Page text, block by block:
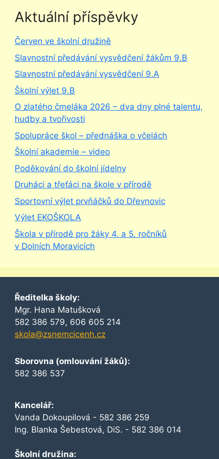
Aktuální příspěvky
Červen ve školní družině
Slavnostní předávání vysvědčení žákům 9.B
Slavnostní předávání vysvědčení 9.A
Školní výlet 9.B
O zlatého čmeláka 2026 – dva dny plné talentu,
hudby a tvořivosti
Spolupráce škol – přednáška o včelách
Školní akademie – video
Poděkování do školní jídelny
Druháci a třeťáci na škole v přírodě
Sportovní výlet prvňáčků do Dřevnovic
Výlet EKOŠKOLA
Škola v přírodě pro žáky 4. a 5. ročníků
v Dolních Moravicích
Ředitelka školy:
Mgr. Hana Matušková
582 386 579, 606 605 214
skola@zsnemcicenh.cz
Sborovna (omlouvání žáků):
582 386 537
Kancelář:
Vanda Dokoupilová - 582 386 259
Ing. Blanka Šebestová, DiS. - 582 386 014
Školní družina: